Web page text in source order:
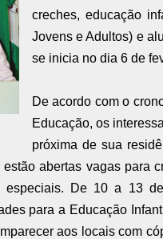
creches, educação
Jovens e Adultos) e
se inicia no dia 6 de
De acordo com o
Educação, os
próxima de sua
abertas vagas para
especiais. De 10 a 13
para a Educação
aos locais com